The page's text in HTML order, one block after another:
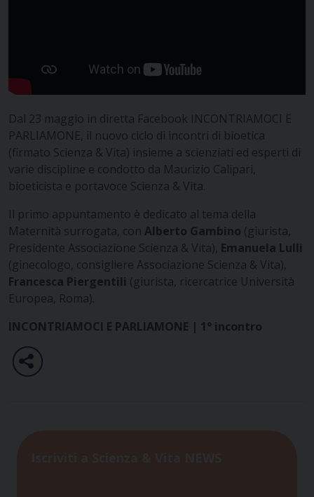
Dal 23 maggio in diretta Facebook INCONTRIAMOCI E
PARLIAMONE, il nuovo ciclo di incontri di bioetica
(firmato Scienza & Vita) insieme a scienziati ed esperti di
varie discipline e condotto da Maurizio Calipari,
bioeticista e portavoce Scienza & Vita.
Il primo appuntamento è dedicato al tema della
Maternità surrogata, con Alberto Gambino (giurista,
Presidente Associazione Scienza & Vita), Emanuela Lulli
(ginecologo, consigliere Associazione Scienza & Vita),
Francesca Piergentili (giurista, ricercatrice Università
Europea, Roma).
INCONTRIAMOCI E PARLIAMONE | 1° incontro